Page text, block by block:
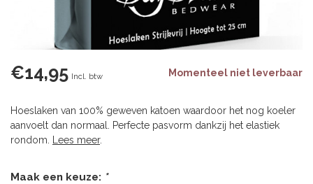
€14,95 Incl. btw Momenteel niet leverbaar
Hoeslaken van 100% geweven katoen waardoor het nog koeler
aanvoelt dan normaal. Perfecte pasvorm dankzij het elastiek
rondom.
Lees meer.
Maak een keuze: *